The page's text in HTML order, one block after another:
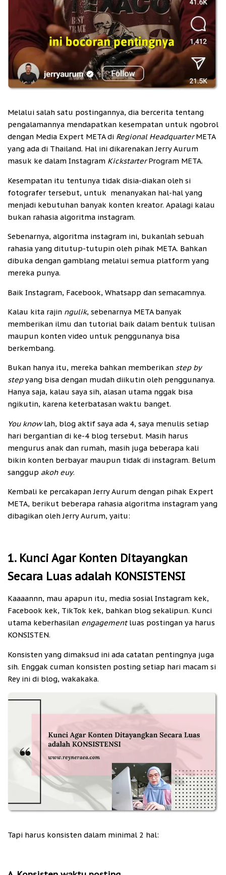
Melalui salah satu postingannya, dia bercerita tentang
pengalamannya mendapatkan kesempatan untuk ngobrol
dengan Media Expert META di Regional HeadquarterMETA
yang ada di Thailand. Hal ini dikarenakan Jerry Aurum
masuk ke dalam Instagram KickstarterProgram META.
Kesempatan itu tentunya tidak disia-diakan oleh si
fotografer tersebut, untuk menanyakan hal-hal yang
menjadi kebutuhan banyak konten kreator. Apalagi kalau
bukan rahasia algoritma instagram.
Sebenarnya, algoritma instagram ini, bukanlah sebuah
rahasia yang ditutup-tutupin oleh pihak META. Bahkan
dibuka dengan gamblang melalui semua platform yang
mereka punya.
Baik Instagram, Facebook, Whatsapp dan semacamnya.
Kalau kita rajin ngulik, sebenarnya META banyak
memberikan ilmu dan tutorial baik dalam bentuk tulisan
maupun konten video untuk penggunanya bisa
berkembang.
Bukan hanya itu, mereka bahkan memberikan step by
stepyang bisa dengan mudah diikutin oleh penggunanya.
Hanya saja, kalau saya sih, alasan utama nggak bisa
ngikutin, karena keterbatasan waktu banget.
You knowlah, blog aktif saya ada 4, saya menulis setiap
hari bergantian di ke-4 blog tersebut. Masih harus
mengurus anak dan rumah, masih juga beberapa kali
bikin konten berbayar maupun tidak di instagram. Belum
sanggup akoh euy.
Kembali ke percakapan Jerry Aurum dengan pihak Expert
META, berikut beberapa rahasia algoritma instagram yang
dibagikan oleh Jerry Aurum, yaitu:
1. Kunci Agar Konten Ditayangkan
Secara Luas adalah KONSISTENSI
Kaaaannn, mau apapun itu, media sosial Instagram kek,
Facebook kek, TikTok kek, bahkan blog sekalipun. Kunci
utama keberhasilan engagement luas postingan ya harus
KONSISTEN.
Konsisten yang dimaksud ini ada catatan pentingnya juga
sih. Enggak cuman konsisten posting setiap hari macam si
Rey ini di blog, wakakaka.
Tapi harus konsisten dalam minimal 2 hal: